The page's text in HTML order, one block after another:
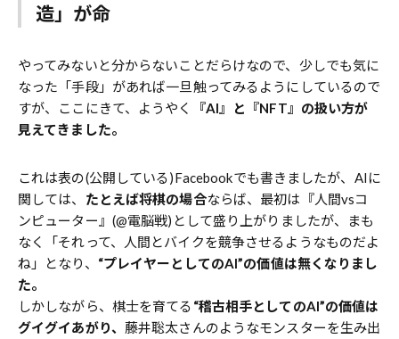
造」が命
やってみないと分からないことだらけなので、少しでも気に
なった「手段」があれば一旦触ってみるようにしているので
すが、ここにきて、ようやく
『AI』と『NFT』の扱い方が
見えてきました。
これは表の(公開している)Facebookでも書きましたが、AIに
関しては、 たとえば将棋の場合ならば、最初は『人間vsコ
ンピューター』(@電脳戦)として盛り上がりましたが、まも
なく「それって、人間とバイクを競争させるようなものだよ
ね」となり、 “プレイヤーとしてのAI”の価値は無くなりまし
た。
しかしながら、棋士を育てる “稽古相手としてのAI”の価値は
グイグイあがり、 藤井聡太さんのようなモンスターを生み出